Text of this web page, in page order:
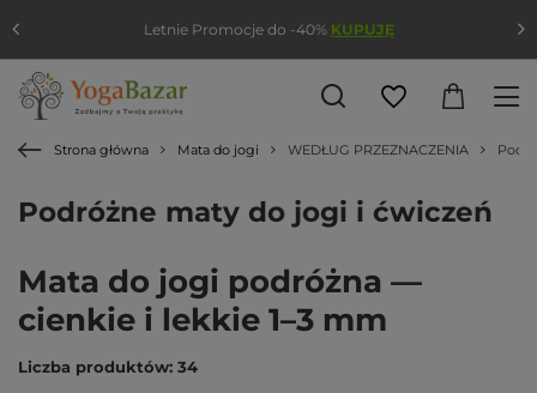
Strona główna Mata do jogi WEDŁUG PRZEZNACZENIA
Podróżne maty do jogi i ćwiczeń
Mata do jogi podróżna —
cienkie i lekkie 1–3 mm
Liczba produktów: 34
Letnie Promocje do -40% KUPUJĘ